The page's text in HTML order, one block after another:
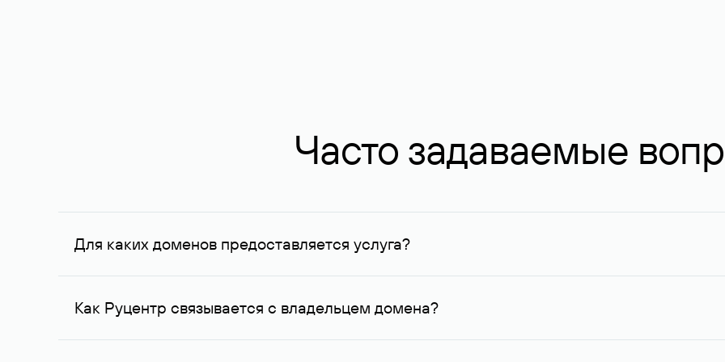
Часто задаваемые
Для каких доменов предоставляется услуга?
Услуга доступна для доменов, зарегистрированных в Руцентре и у других регистраторов. Для доменов,
Как Руцентр связывается с владельцем домена?
Для связи с владельцем домена используются его контактные данные, доступные Руцентру.